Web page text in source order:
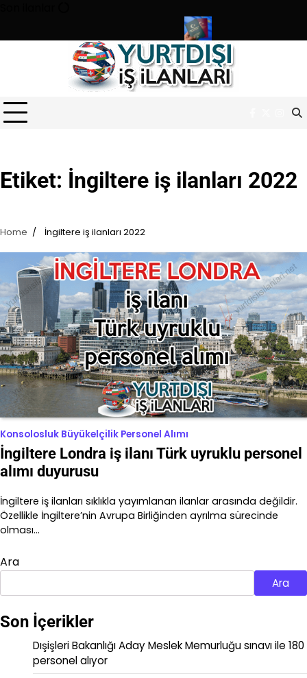
content
sınavı ile 180 personel alıyorTürk pasaportu ile Vizesiz
Facebook
Twitter
Etiket: İngiltere iş ilanları 2022
Home İngiltere iş ilanları 2022
Konsolosluk Büyükelçilik Personel Alımı
İngiltere Londra iş ilanı Türk uyruklu personel
alımı duyurusu
İngiltere iş ilanları sıklıkla yayımlanan ilanlar arasında değildir.
Özellikle İngiltere’nin Avrupa Birliğinden ayrılma sürecinde
olması…
Ara
Ara
Son İçerikler
Dışişleri Bakanlığı Aday Meslek Memurluğu sınavı ile 180
personel alıyor